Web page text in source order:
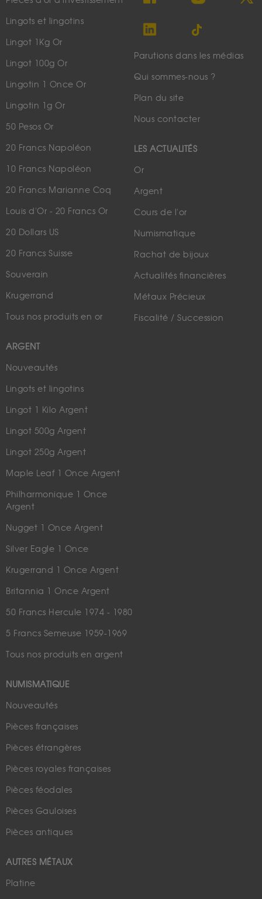
Lingots et lingotins
Lingot 1Kg Or
Lingot 100g Or
Lingotin 1 Once Or
Lingotin 1g Or
50 Pesos Or
20 Francs Napoléon
10 Francs Napoléon
20 Francs Marianne Coq
Louis d'Or - 20 Francs Or
20 Dollars US
20 Francs Suisse
Souverain
Krugerrand
Tous nos produits en or
ARGENT
Nouveautés
Lingots et lingotins
Lingot 1 Kilo Argent
Lingot 500g Argent
Lingot 250g Argent
Maple Leaf 1 Once Argent
Philharmonique 1 Once
Argent
Nugget 1 Once Argent
Silver Eagle 1 Once
Krugerrand 1 Once Argent
Britannia 1 Once Argent
50 Francs Hercule 1974 - 1980
5 Francs Semeuse 1959-1969
Tous nos produits en argent
NUMISMATIQUE
Nouveautés
Pièces françaises
Pièces étrangères
Pièces royales françaises
Pièces féodales
Pièces Gauloises
Pièces antiques
AUTRES MÉTAUX
Platine
Parutions dans les médias
Qui sommes-nous ?
Plan du site
Nous contacter
LES ACTUALITÉS
Or
Argent
Cours de l'or
Numismatique
Rachat de bijoux
Actualités financières
Métaux Précieux
Fiscalité / Succession